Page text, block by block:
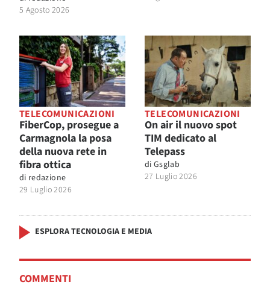
5 Agosto 2026
TELECOMUNICAZIONI
FiberCop, prosegue a
Carmagnola la posa
della nuova rete in
fibra ottica
di redazione
29 Luglio 2026
TELECOMUNICAZIONI
On air il nuovo spot
TIM dedicato al
Telepass
di Gsglab
27 Luglio 2026
ESPLORA TECNOLOGIA E MEDIA
COMMENTI